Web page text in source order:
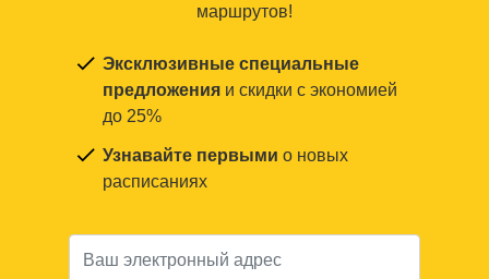
маршрутов!
Эксклюзивные специальные
предложения и скидки с экономией
до 25%
Узнавайте первыми о новых
расписаниях